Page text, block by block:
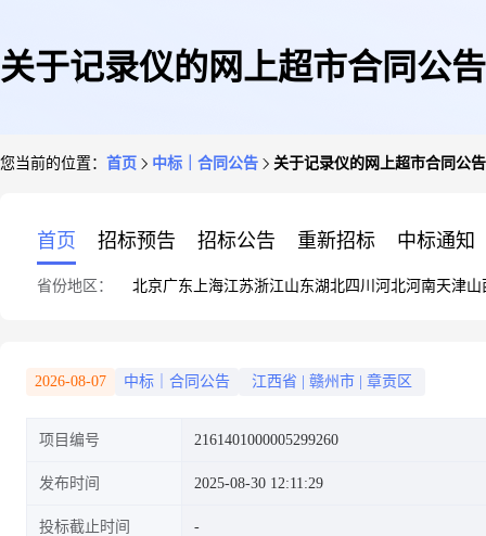
关于记录仪的网上超市合同公告
您当前的位置： 首页 中标｜合同公告 关于记录仪的网上超市合同公告
首页 招标预告 招标公告 重新招标 中标通知
省份地区： 北京广东 上海江苏浙江山东湖北四川 河北河南天津山
2026-08-07 中标｜合同公告 江西省 赣州市 章贡区
项目编号 2161401000005299260
发布时间 2025-08-30 12:11:29
投标截止时间